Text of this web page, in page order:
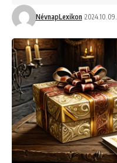
NévnapLexikon 2024.10.09.